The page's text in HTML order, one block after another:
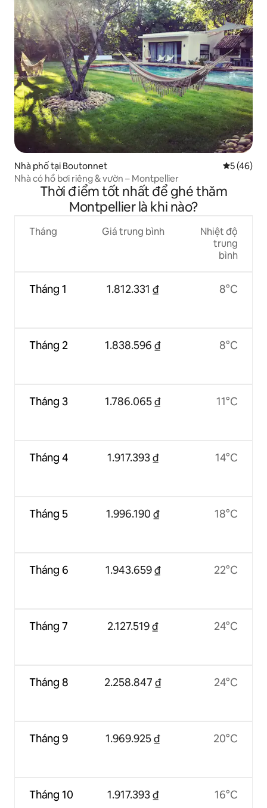
Nhà phố tại Boutonnet Xếp hạng
5 (46)
Nhà có hồ bơi riêng & vườn – Montpellier
Thời điểm tốt nhất để ghé thăm
Montpellier là khi nào?
Tháng
Tháng 1
Tháng 2
Tháng 3
Tháng 4
Tháng 5
Tháng 6
Tháng 7
Tháng 8
Tháng 9
Tháng 10
Giá trung bình
1.812.331 ₫
1.838.596 ₫
1.786.065 ₫
1.917.393 ₫
1.996.190 ₫
1.943.659 ₫
2.127.519 ₫
2.258.847 ₫
1.969.925 ₫
1.917.393 ₫
Nhiệt độ
trung
bình
8°C
8°C
11°C
14°C
18°C
22°C
24°C
24°C
20°C
16°C